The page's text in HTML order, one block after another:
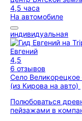
4,5 часа
На автомобиле
индивидуальная
Евгений
4,5
6 отзывов
Село
(из Кирова на авто)
Полюбоваться
пейзажами в